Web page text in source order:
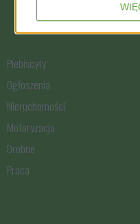
Plebiscyty
Ogłoszenia
Nieruchomości
Motoryzacja
Drobne
Praca